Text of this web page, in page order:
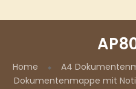
Home A4
Dokumentenmappe mit